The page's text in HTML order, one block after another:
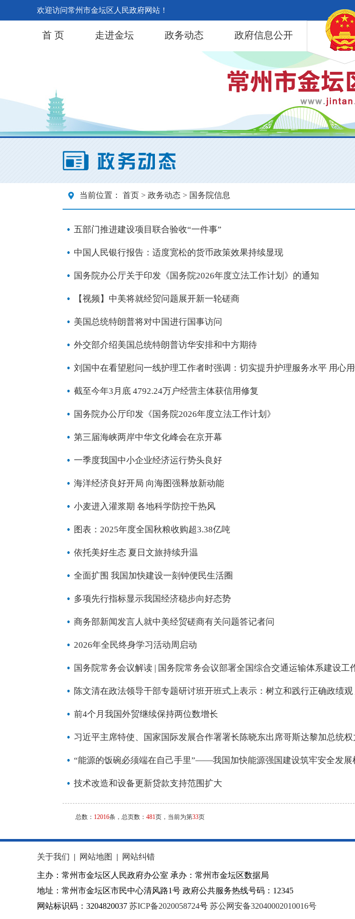
欢迎访问常州市金坛区人民政府网站！
首 页 走进金坛 政务动态 政府信息公开
当前位置： 首页 > 政务动态 > 国务院信息
五部门推进建设项目联合验收“一件事”
中国人民银行报告：适度宽松的货币政策效果持续显现
国务院办公厅关于印发《国务院2026年度立法工作计划》的通知
【视频】中美将就经贸问题展开新一轮磋商
美国总统特朗普将对中国进行国事访问
外交部介绍美国总统特朗普访华安排和中方期待
刘国中在看望慰问一线护理工作者时强调：切实提升护理服务水平 用心
截至今年3月底 4792.24万户经营主体获信用修复
国务院办公厅印发《国务院2026年度立法工作计划》
第三届海峡两岸中华文化峰会在京开幕
一季度我国中小企业经济运行势头良好
海洋经济良好开局 向海图强释放新动能
小麦进入灌浆期 各地科学防控干热风
图表：2025年度全国秋粮收购超3.38亿吨
依托美好生态 夏日文旅持续升温
全面扩围 我国加快建设一刻钟便民生活圈
多项先行指标显示我国经济稳步向好态势
商务部新闻发言人就中美经贸磋商有关问题答记者问
2026年全民终身学习活动周启动
国务院常务会议解读 | 国务院常务会议部署全国综合交通运输体系建设工
陈文清在政法领导干部专题研讨班开班式上表示：树立和践行正确政绩
前4个月我国外贸继续保持两位数增长
习近平主席特使、国家国际发展合作署署长陈晓东出席哥斯达黎加总统
“能源的饭碗必须端在自己手里”——我国加快能源强国建设筑牢安全发展
技术改造和设备更新贷款支持范围扩大
总数： 12016条，总页数： 481页，当前为第33页
关于我们 | 网站地图 | 网站纠错
主办：常州市金坛区人民政府办公室 承办：常州市金坛区数据局
地址：常州市金坛区市民中心清风路1号 政府公共服务热线号码：12345
网站标识码：3204820037 苏ICP备2020058724号 苏公网安备32040002010016号